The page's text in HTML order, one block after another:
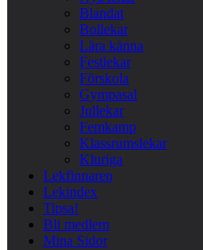
Blandat
Bollekar
Lära känna
Festlekar
Förskola
Gympasal
Jullekar
Femkamp
Klassrumslekar
Kluriga
Lekfinnaren
Lekindex
Tipsa!
Bli medlem
Mina Sidor